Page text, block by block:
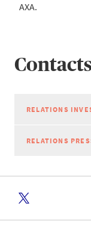
AXA.
RELATIONS
RELATIONS